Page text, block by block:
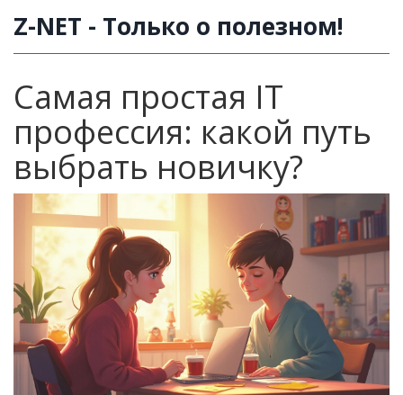
Z-NET - Только о полезном!
Самая простая IT
профессия: какой путь
выбрать новичку?